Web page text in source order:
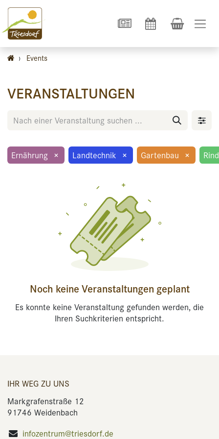
› Events
VERANSTALTUNGEN
Ernährung × Landtechnik × Gartenbau ×
Noch keine Veranstaltungen geplant
Es konnte keine Veranstaltung gefunden werden, die
Ihren Suchkriterien entspricht.
IHR WEG ZU UNS
Markgrafenstraße 12
91746 Weidenbach
infozentrum@triesdorf.de